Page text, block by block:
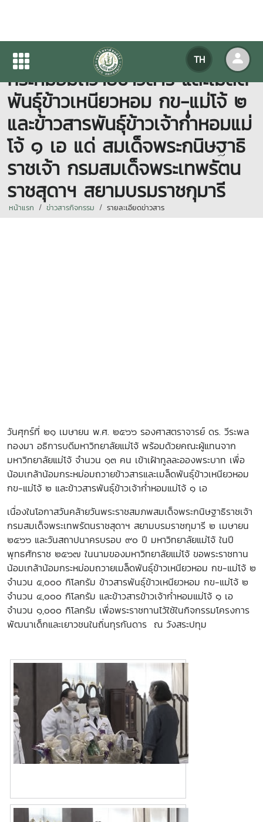
TH
มหาวิทยาลัยแม่โจ้ทูลเกล้าทูล
กระหม่อมถวายข้าวสาร และเมล็ด
พันธุ์ข้าวเหนียวหอม กข-แม่โจ้ ๒
และข้าวสารพันธุ์ข้าวเจ้าก่ำหอมแม่
โจ้ ๑ เอ แด่ สมเด็จพระกนิษฐาธิ
ราชเจ้า กรมสมเด็จพระเทพรัตน
ราชสุดาฯ สยามบรมราชกุมารี
หน้าแรก ข่าวสารกิจกรรม รายละเอียดข่าวสาร
วันศุกร์ที่ ๒๑ เมษายน พ.ศ. ๒๕๖๖ รองศาสตราจารย์ ดร. วีระพล
ทองมา อธิการบดีมหาวิทยาลัยแม่โจ้ พร้อมด้วยคณะผู้แทนจาก
มหาวิทยาลัยแม่โจ้ จำนวน ๑๓ คน เข้าเฝ้าทูลละอองพระบาท เพื่อ
น้อมเกล้าน้อมกระหม่อมถวายข้าวสารและเมล็ดพันธุ์ข้าวเหนียวหอม
กข-แม่โจ้ ๒ และข้าวสารพันธุ์ข้าวเจ้าก่ำหอมแม่โจ้ ๑ เอ
เนื่องในโอกาสวันคล้ายวันพระราชสมภพสมเด็จพระกนิษฐาธิราชเจ้า
กรมสมเด็จพระเทพรัตนราชสุดาฯ สยามบรมราชกุมารี ๒ เมษายน
๒๕๖๖ และวันสถาปนาครบรอบ ๙๐ ปี มหาวิทยาลัยแม่โจ้ ในปี
พุทธศักราช ๒๕๖๗ ในนามของมหาวิทยาลัยแม่โจ้ ขอพระราชทาน
น้อมเกล้าน้อมกระหม่อมถวายเมล็ดพันธุ์ข้าวเหนียวหอม กข-แม่โจ้ ๒
จำนวน ๕,๐๐๐ กิโลกรัม ข้าวสารพันธุ์ข้าวเหนียวหอม กข-แม่โจ้ ๒
จำนวน ๔,๐๐๐ กิโลกรัม และข้าวสารข้าวเจ้าก่ำหอมแม่โจ้ ๑ เอ
จำนวน ๑,๐๐๐ กิโลกรัม เพื่อพระราชทานไว้ใช้ในกิจกรรมโครงการ
พัฒนาเด็กและเยาวชนในถิ่นทุรกันดาร ณ วังสระปทุม